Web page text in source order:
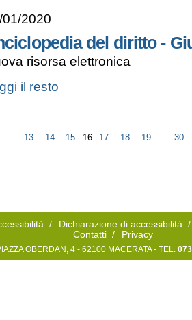
01/2020
del diritto -
risorsa elettronica
il resto
… 13 14 15 16 17 18 19 … 30
/ Dichiarazione di accessibilità /
Contatti / Privacy
OBERDAN, 4 - 62100 MACERATA - TEL.